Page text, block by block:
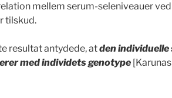
mellem serum-seleniveauer
tilskud.
resultat antydede, atden
med individets genotype